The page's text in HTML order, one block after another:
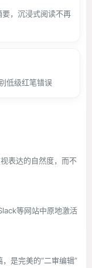
要，沉浸式阅读不再
低级红笔错误
表达的自然度，而不
等网站中原地激活
是完美的“二审编辑”